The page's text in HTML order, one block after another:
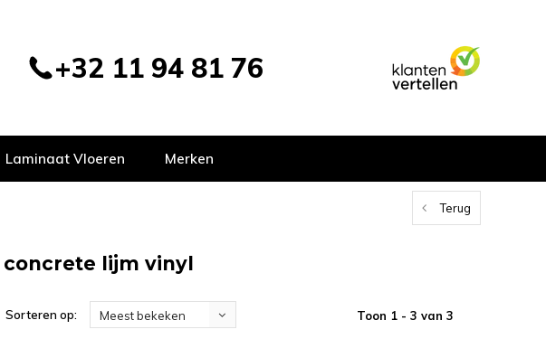
+32 11 94 81 76
Laminaat Vloeren Merken
Terug
lijm vinyl
Sorteren op: Meest bekeken Toon 1 - 3 van 3